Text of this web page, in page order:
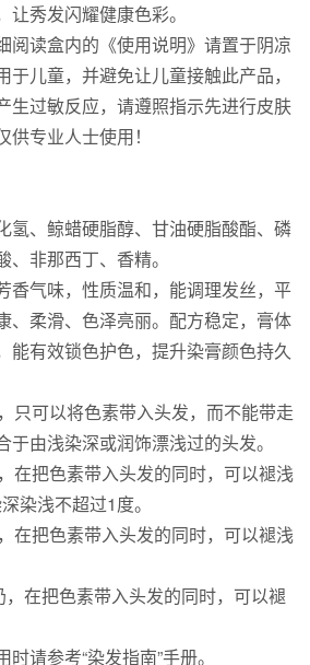
秀发闪耀健康色彩。
阅读盒内的《使用说明》请置于阴凉
儿童，并避免让儿童接触此产品，
生过敏反应，请遵照指示先进行皮肤
专业人士使用！
氢、鲸蜡硬脂醇、甘油硬脂酸酯、磷
非那西丁、香精。
香气味，性质温和，能调理发丝，平
、柔滑、色泽亮丽。配方稳定，膏体
能有效锁色护色，提升染膏颜色持久
只可以将色素带入头发，而不能带走
于由浅染深或润饰漂浅过的头发。
在把色素带入头发的同时，可以褪浅
染浅不超过1度。
在把色素带入头发的同时，可以褪浅
在把色素带入头发的同时，可以褪
请参考“染发指南”手册。